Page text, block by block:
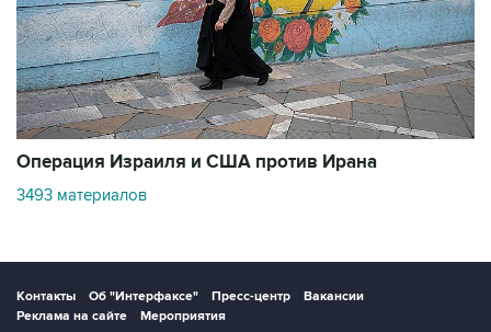
Операция Израиля и США против Ирана
3493 материалов
Контакты Об "Интерфаксе" Пресс-центр
Вакансии
Реклама на сайте
Мероприятия